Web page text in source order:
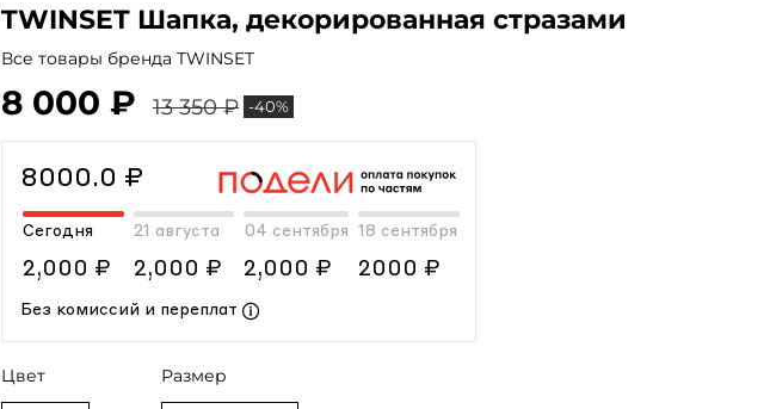
TWINSET Шапка, декорированная стразами
Все товары бренда TWINSET
8 000 ₽ 13 350 ₽ -40%
8000.0 ₽
Сегодня
2,000 ₽
21 августа
2,000 ₽
04 сентября
2,000 ₽
18 сентября
2000 ₽
Без комиссий и переплат
Цвет Размер